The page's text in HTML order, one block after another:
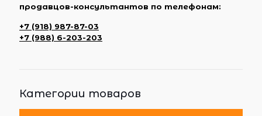
продавцов-консультантов по телефонам:
+7 (918) 987-87-03
+7 (988) 6-203-203
Категории товаров